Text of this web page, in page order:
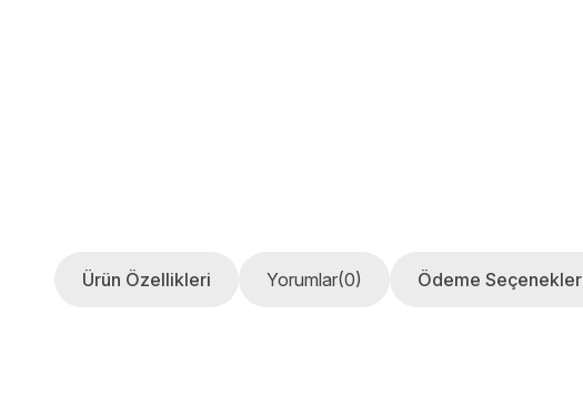
Ürün Özellikleri Yorumlar(0) Ödeme